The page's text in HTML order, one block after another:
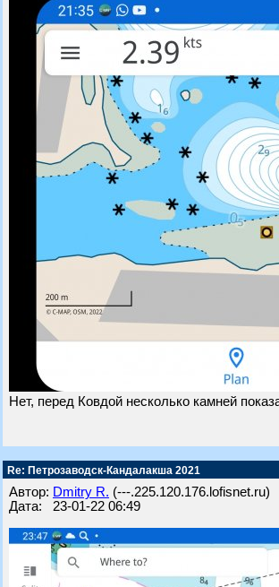
Нет, перед Ковдой несколько камней
Re: Петрозаводск-Кандалакша 2021
Автор: Dmitry R. (---.225.120.176.lofisnet.ru)
Дата: 23-01-22 06:49